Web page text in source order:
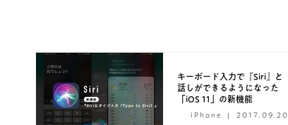
キーボード入力で『Siri』と
話しができるようになった
「iOS 11」の新機能
iPhone 2017.09.20